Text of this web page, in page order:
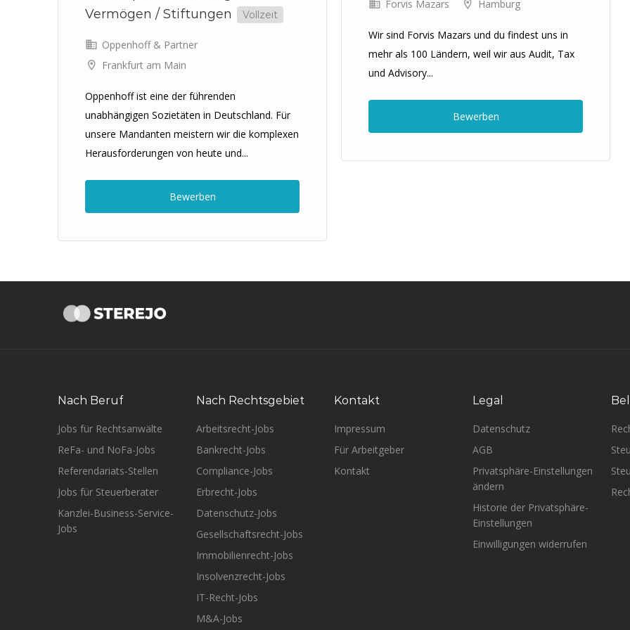
Vermögen / Stiftungen
Vollzeit
Oppenhoff & Partner
Frankfurt am Main
Oppenhoff ist eine der führenden
unabhängigen Sozietäten in Deutschland. Für
unsere Mandanten meistern wir die komplexen
Herausforderungen von heute und...
Bewerben
Forvis Mazars Hamburg
Wir sind Forvis Mazars und du findest uns in
mehr als 100 Ländern, weil wir aus Audit, Tax
und Advisory...
Bewerben
Nach Beruf
Jobs für Rechtsanwälte
ReFa- und NoFa-Jobs
Referendariats-Stellen
Jobs für Steuerberater
Kanzlei-Business-Service-
Jobs
Nach Rechtsgebiet
Arbeitsrecht-Jobs
Bankrecht-Jobs
Compliance-Jobs
Erbrecht-Jobs
Datenschutz-Jobs
Gesellschaftsrecht-Jobs
Immobilienrecht-Jobs
Insolvenzrecht-Jobs
IT-Recht-Jobs
M&A-Jobs
Kontakt
Impressum
Für Arbeitgeber
Kontakt
Legal
Datenschutz
AGB
Privatsphäre-Einstellungen
ändern
Historie der Privatsphäre-
Einstellungen
Einwilligungen widerrufen